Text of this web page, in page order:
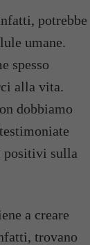
potrebbe
umane.
spesso
alla vita.
dobbiamo
positivi sulla
a creare
trovano